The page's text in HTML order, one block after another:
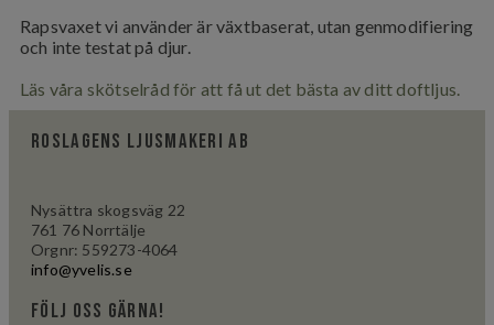
Rapsvaxet vi använder är växtbaserat, utan genmodifiering
och inte testat på djur.
Läs våra skötselråd för att få ut det bästa av ditt doftljus.
Roslagens ljusmakeri AB
Nysättra skogsväg 22
761 76 Norrtälje
Orgnr: 559273-4064
info@yvelis.se
följ oss gärna!